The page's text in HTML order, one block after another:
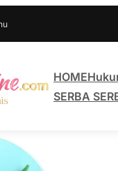
HOME
SERBA